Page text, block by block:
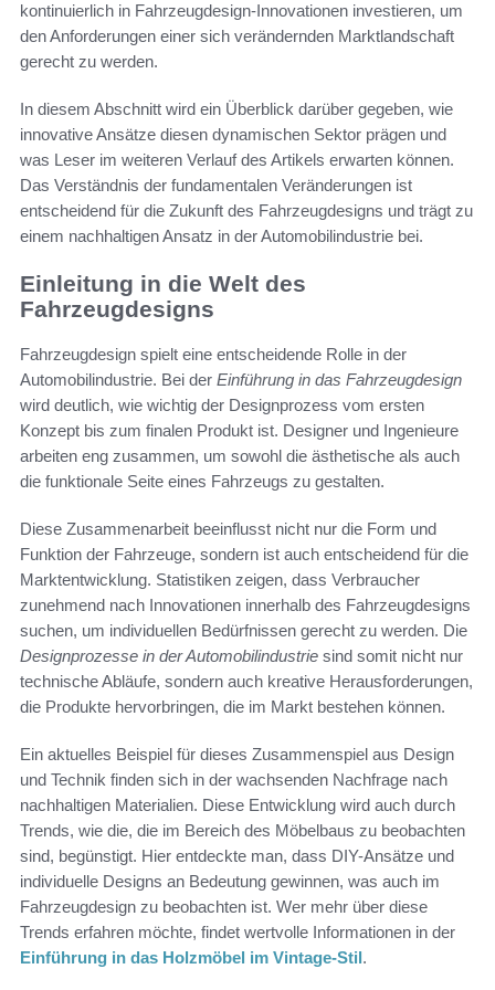
kontinuierlich in Fahrzeugdesign-Innovationen investieren, um
den Anforderungen einer sich verändernden Marktlandschaft
gerecht zu werden.
In diesem Abschnitt wird ein Überblick darüber gegeben, wie
innovative Ansätze diesen dynamischen Sektor prägen und
was Leser im weiteren Verlauf des Artikels erwarten können.
Das Verständnis der fundamentalen Veränderungen ist
entscheidend für die Zukunft des Fahrzeugdesigns und trägt zu
einem nachhaltigen Ansatz in der Automobilindustrie bei.
Einleitung in die Welt des
Fahrzeugdesigns
Fahrzeugdesign spielt eine entscheidende Rolle in der
Automobilindustrie. Bei der Einführung in das Fahrzeugdesign
wird deutlich, wie wichtig der Designprozess vom ersten
Konzept bis zum finalen Produkt ist. Designer und Ingenieure
arbeiten eng zusammen, um sowohl die ästhetische als auch
die funktionale Seite eines Fahrzeugs zu gestalten.
Diese Zusammenarbeit beeinflusst nicht nur die Form und
Funktion der Fahrzeuge, sondern ist auch entscheidend für die
Marktentwicklung. Statistiken zeigen, dass Verbraucher
zunehmend nach Innovationen innerhalb des Fahrzeugdesigns
suchen, um individuellen Bedürfnissen gerecht zu werden. Die
Designprozesse in der Automobilindustrie sind somit nicht nur
technische Abläufe, sondern auch kreative Herausforderungen,
die Produkte hervorbringen, die im Markt bestehen können.
Ein aktuelles Beispiel für dieses Zusammenspiel aus Design
und Technik finden sich in der wachsenden Nachfrage nach
nachhaltigen Materialien. Diese Entwicklung wird auch durch
Trends, wie die, die im Bereich des Möbelbaus zu beobachten
sind, begünstigt. Hier entdeckte man, dass DIY-Ansätze und
individuelle Designs an Bedeutung gewinnen, was auch im
Fahrzeugdesign zu beobachten ist. Wer mehr über diese
Trends erfahren möchte, findet wertvolle Informationen in der
Einführung in das Holzmöbel im Vintage-Stil.